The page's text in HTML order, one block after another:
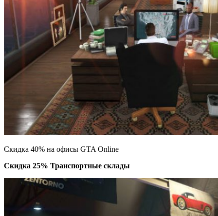
Скидка 40% на офисы GTA Online
Скидка 25% Транспортные склады